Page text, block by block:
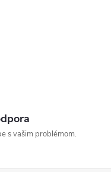
s vašim problémom.